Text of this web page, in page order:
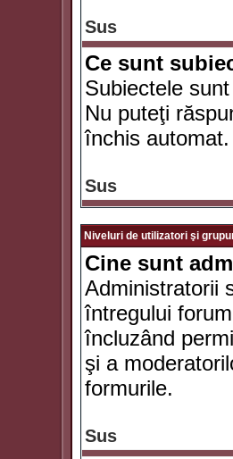
Sus
Ce sunt
Subiectele
Nu puteţi
închis
Sus
Niveluri de utilizatori şi
Cine sunt
Administratorii
întregului
încluzând
şi a
formurile.
Sus